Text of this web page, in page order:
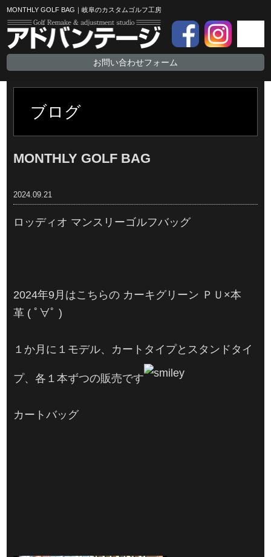
MONTHLY GOLF BAG｜岐阜のカスタムゴルフ工房
お問い合わせフォーム
ブログ
MONTHLY GOLF BAG
2024.09.21
ロッディオ マンスリーゴルフバッグ
2024年9月はこちらの カーキグリーン ＰＵ×本
革 ( ﾟ∀ﾟ )
１か月に１モデル、カートタイプとスタンドタイ
プ、各１本ずつの販売です
カートバッグ